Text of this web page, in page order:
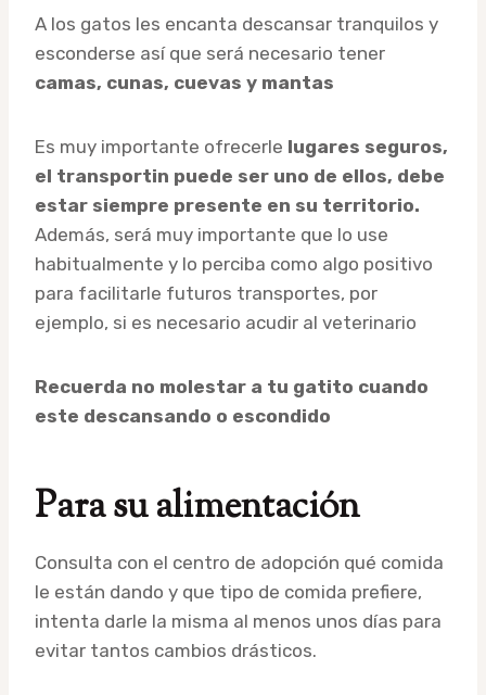
A los gatos les encanta descansar tranquilos y
esconderse así que será necesario tener
camas, cunas, cuevas y mantas
Es muy importante ofrecerle lugares seguros,
el transportin puede ser uno de ellos, debe
estar siempre presente en su territorio.
Además, será muy importante que lo use
habitualmente y lo perciba como algo positivo
para facilitarle futuros transportes, por
ejemplo, si es necesario acudir al veterinario
Recuerda no molestar a tu gatito cuando
este descansando o escondido
Para su alimentación
Consulta con el centro de adopción qué comida
le están dando y que tipo de comida prefiere,
intenta darle la misma al menos unos días para
evitar tantos cambios drásticos.